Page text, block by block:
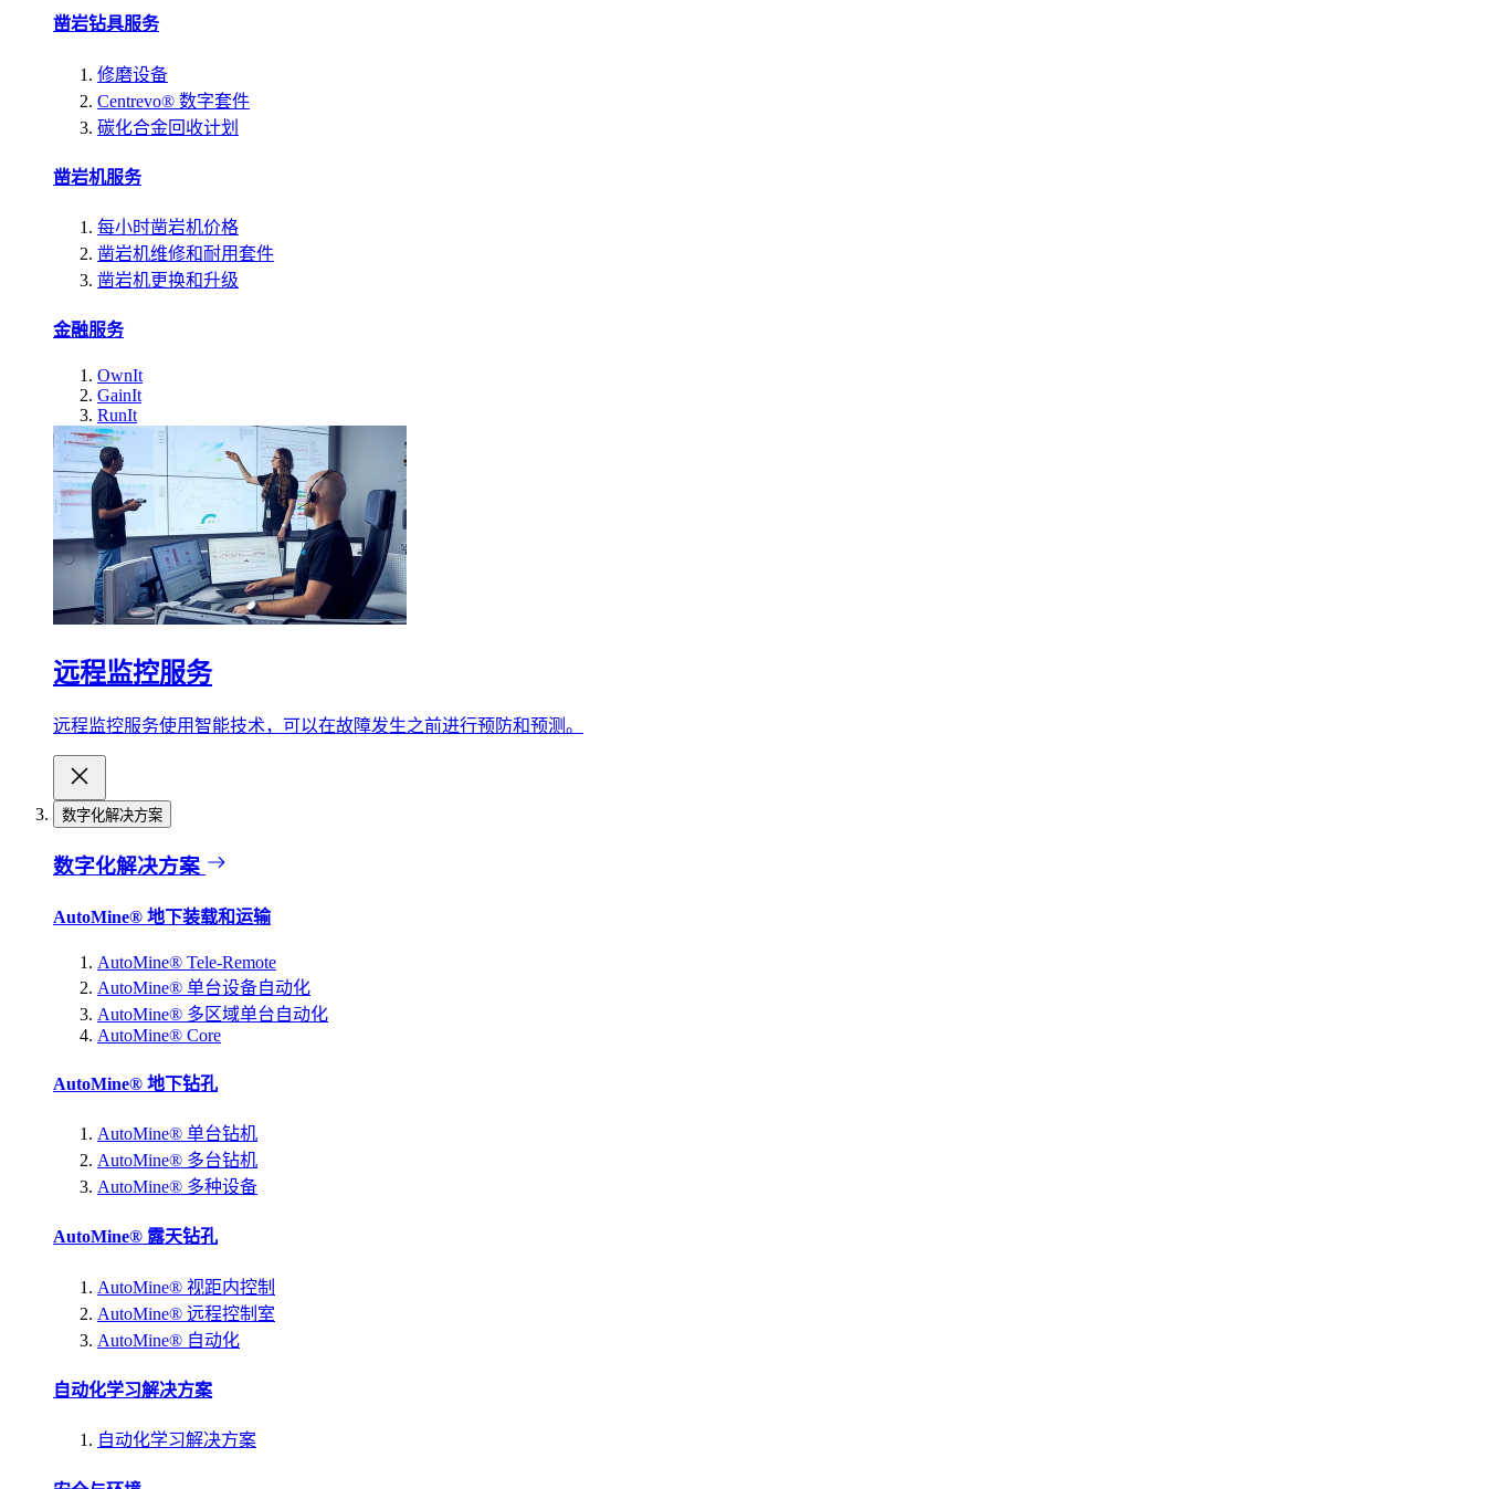
凿岩钻具服务
修磨设备
Centrevo® 数字套件
碳化合金回收计划
凿岩机服务
每小时凿岩机价格
凿岩机维修和耐用套件
凿岩机更换和升级
金融服务
OwnIt
GainIt
RunIt
远程监控服务
远程监控服务使用智能技术，可以在故障发生之前进行预防和预测。
数字化解决方案
数字化解决方案
AutoMine® 地下装载和运输
AutoMine® Tele-Remote
AutoMine® 单台设备自动化
AutoMine® 多区域单台自动化
AutoMine® Core
AutoMine® 地下钻孔
AutoMine® 单台钻机
AutoMine® 多台钻机
AutoMine® 多种设备
AutoMine® 露天钻孔
AutoMine® 视距内控制
AutoMine® 远程控制室
AutoMine® 自动化
自动化学习解决方案
自动化学习解决方案